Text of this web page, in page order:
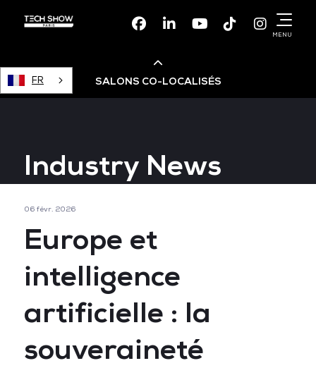
FacebookLinkedinYoutubeTikTok
MENU
FR SALONS CO-LOCALISÉS
Devops Live
Data Centre World
Industry News
06 févr. 2026
Europe et
intelligence
artificielle : la
souveraineté